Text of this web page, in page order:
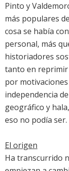
Pinto y
más populares
cosa se había
personal, más
historiadores
tanto en
por
independencia
geográfico y
eso no podía ser.
El origen
Ha transcurrido